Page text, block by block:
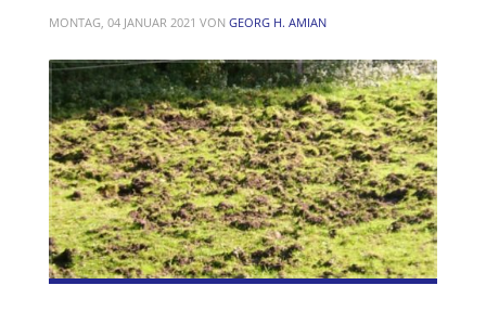
MONTAG, 04 JANUAR 2021 VON GEORG H. AMIAN